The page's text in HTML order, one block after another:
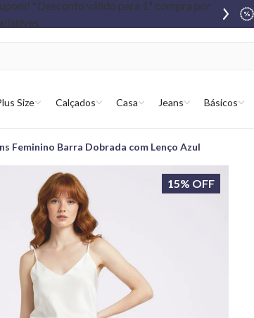
Size Calçados Casa Jeans Básicos
Feminino Barra Dobrada com Lenço Azul
15% OFF